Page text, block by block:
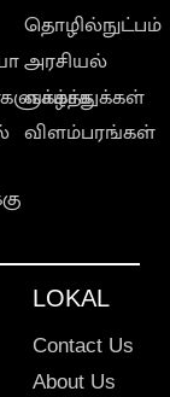
தொழில்நுட்பம்
அரசியல்
வாழ்த்துக்கள்
விளம்பரங்கள்
LOKAL
Contact Us
About Us